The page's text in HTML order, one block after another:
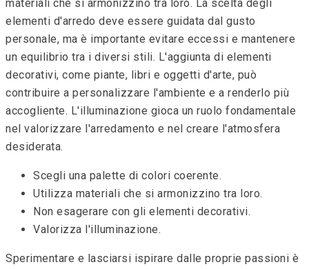
materiali che si armonizzino tra loro. La scelta degli
elementi d'arredo deve essere guidata dal gusto
personale, ma è importante evitare eccessi e mantenere
un equilibrio tra i diversi stili. L'aggiunta di elementi
decorativi, come piante, libri e oggetti d'arte, può
contribuire a personalizzare l'ambiente e a renderlo più
accogliente. L'illuminazione gioca un ruolo fondamentale
nel valorizzare l'arredamento e nel creare l'atmosfera
desiderata.
Scegli una palette di colori coerente.
Utilizza materiali che si armonizzino tra loro.
Non esagerare con gli elementi decorativi.
Valorizza l'illuminazione.
Sperimentare e lasciarsi ispirare dalle proprie passioni è